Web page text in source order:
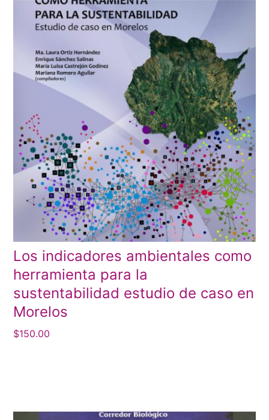
Los indicadores ambientales como
herramienta para la
sustentabilidad estudio de caso en
Morelos
$150.00